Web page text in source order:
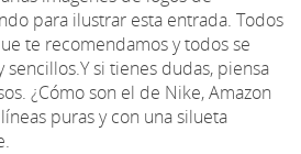
para ilustrar esta entrada. Todos
te recomendamos y todos se
si tienes dudas, piensa
¿Cómo son el de Nike, Amazon
puras y con una silueta